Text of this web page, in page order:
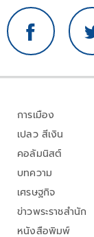
การเมือง
เปลว สีเงิน
คอลัมนิสต์
บทความ
เศรษฐกิจ
ข่าวพระราชสำนัก
หนังสือพิมพ์